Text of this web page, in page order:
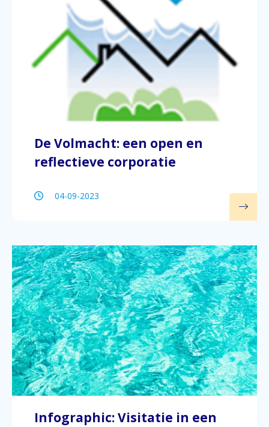
De Volmacht: een open en
reflectieve corporatie
04-09-2023
Infographic: Visitatie in een